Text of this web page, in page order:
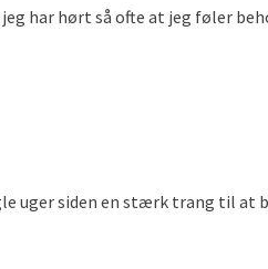
har hørt så ofte at jeg føler
uger siden en stærk trang til at